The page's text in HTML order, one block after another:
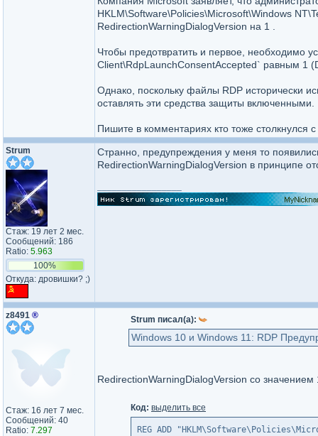
HKLM\Software\Policies\Microsoft\Windows
RedirectionWarningDialogVersion на 1 .
Чтобы предотвратить и первое, необходимо
Client\RdpLaunchConsentAccepted` равным 1
Однако, поскольку файлы RDP исторически
оставлять эти средства защиты включенными.
Пишите в комментариях кто тоже столкнулся
Strum
Стаж: 19 лет 2 мес.
Сообщений: 186
Ratio: 5.963
100%
Откуда: дровишки? ;)
Странно, предупреждения у меня то
RedirectionWarningDialogVersion в принципе
z8491 ®
Стаж: 16 лет 7 мес.
Сообщений: 40
Ratio: 7.297
Strum писал(а):
Windows 10 и Windows 11: RDP
RedirectionWarningDialogVersion со
Код: выделить все
REG ADD